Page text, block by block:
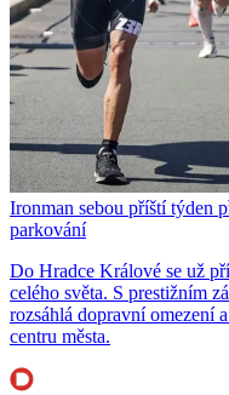
Ironman sebou příští týden
parkování
Do Hradce Králové se už
celého světa. S prestižním
rozsáhlá dopravní omezení
centru města.